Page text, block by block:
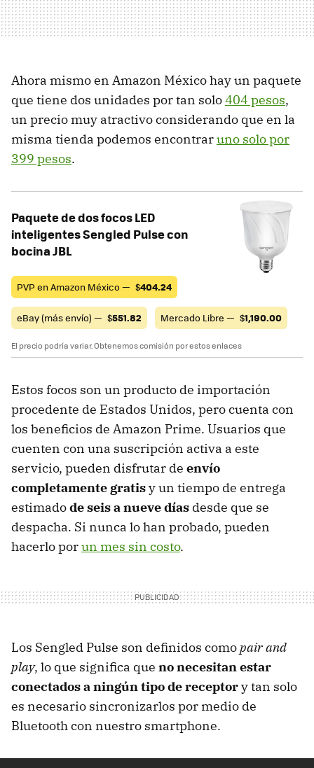
Ahora mismo en Amazon México hay un paquete
que tiene dos unidades por tan solo404 pesos,
un precio muy atractivo considerando que en la
misma tienda podemos encontraruno solo por
399 pesos.
Paquete de dos focos LED
inteligentes Sengled Pulse con
bocina JBL
PVP en Amazon México — $404.24
eBay (más envío) — $551.82 Mercado Libre — $1,190.00
El precio podría variar. Obtenemos comisión por estos enlaces
Estos focos son un producto de importación
procedente de Estados Unidos, pero cuenta con
los beneficios de Amazon Prime. Usuarios que
cuenten con una suscripción activa a este
servicio, pueden disfrutar de envío
completamente gratisy un tiempo de entrega
estimadode seis a nueve días desde que se
despacha. Si nunca lo han probado, pueden
hacerlo porun mes sin costo.
Los Sengled Pulse son definidos comopair and
play, lo que significa que no necesitan estar
conectados a ningún tipo de receptory tan solo
es necesario sincronizarlos por medio de
Bluetooth con nuestro smartphone.